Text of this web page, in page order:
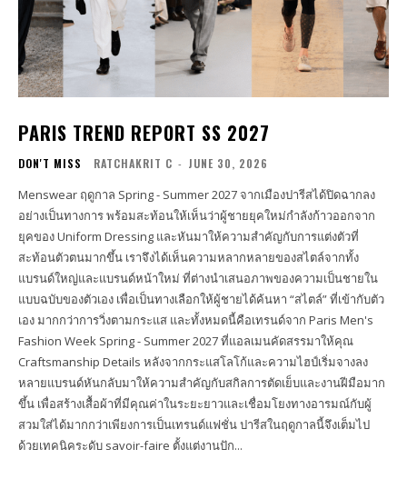
PARIS TREND REPORT SS 2027
DON'T MISS RATCHAKRIT C - JUNE 30, 2026
Menswear ฤดูกาล Spring - Summer 2027 จากเมืองปารีสได้ปิดฉากลง
อย่างเป็นทางการ พร้อมสะท้อนให้เห็นว่าผู้ชายยุคใหม่กำลังก้าวออกจาก
ยุคของ Uniform Dressing และหันมาให้ความสำคัญกับการแต่งตัวที่
สะท้อนตัวตนมากขึ้น เราจึงได้เห็นความหลากหลายของสไตล์จากทั้ง
แบรนด์ใหญ่และแบรนด์หน้าใหม่ ที่ต่างนำเสนอภาพของความเป็นชายใน
แบบฉบับของตัวเอง เพื่อเป็นทางเลือกให้ผู้ชายได้ค้นหา “สไตล์” ที่เข้ากับตัว
เอง มากกว่าการวิ่งตามกระแส และทั้งหมดนี้คือเทรนด์จาก Paris Men's
Fashion Week Spring - Summer 2027 ที่แอลเมนคัดสรรมาให้คุณ
Craftsmanship Details หลังจากกระแสโลโก้และความไฮป์เริ่มจางลง
หลายแบรนด์หันกลับมาให้ความสำคัญกับสกิลการตัดเย็บและงานฝีมือมาก
ขึ้น เพื่อสร้างเสื้อผ้าที่มีคุณค่าในระยะยาวและเชื่อมโยงทางอารมณ์กับผู้
สวมใส่ได้มากกว่าเพียงการเป็นเทรนด์แฟชั่น ปารีสในฤดูกาลนี้จึงเต็มไป
ด้วยเทคนิคระดับ savoir-faire ตั้งแต่งานปัก...